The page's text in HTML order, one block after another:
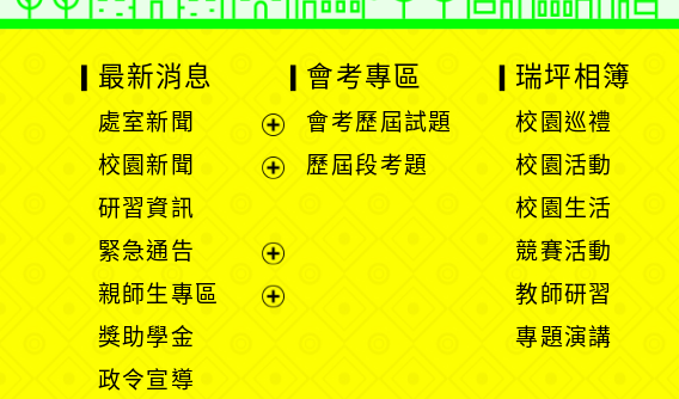
最新消息
處室新聞
展
單
校園新聞
開
選
單
研習資訊
緊急通告
展
開
親師生專區
獎助學金
政令宣導
會考專區
會考歷屆試題
歷屆段考題
瑞坪相簿
校園巡禮
校園活動
校園生活
競賽活動
教師研習
專題演講